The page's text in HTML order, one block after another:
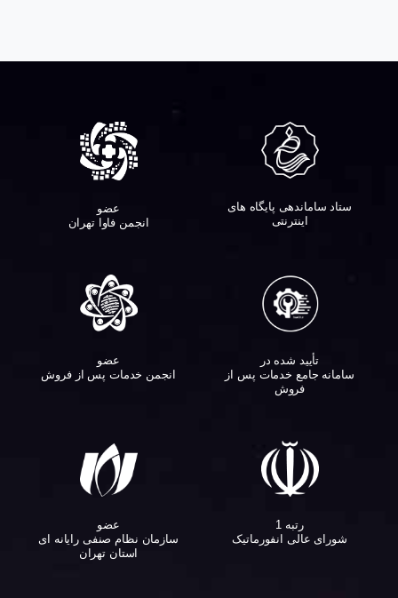
ستاد ساماندهی پایگاه های
اینترنتی
عضو
انجمن فاوا تهران
تأیید شده در
سامانه جامع خدمات پس از
فروش
عضو
انجمن خدمات پس از فروش
رتبه 1
شورای عالی انفورماتیک
عضو
سازمان نظام صنفی رایانه ای
استان تهران